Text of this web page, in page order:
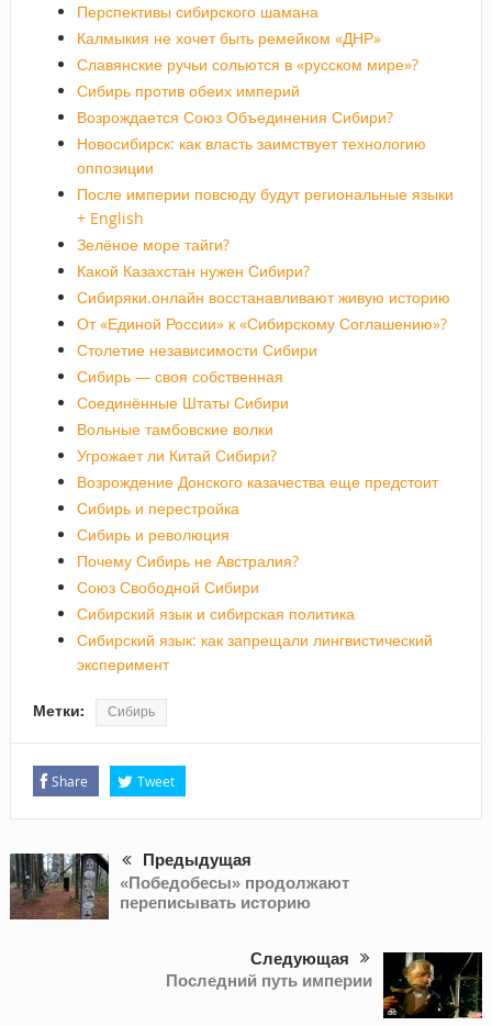
Перспективы сибирского шамана
Калмыкия не хочет быть ремейком «ДНР»
Славянские ручьи сольются в «русском мире»?
Сибирь против обеих империй
Возрождается Союз Объединения Сибири?
Новосибирск: как власть заимствует технологию
оппозиции
После империи повсюду будут региональные языки
+ English
Зелёное море тайги?
Какой Казахстан нужен Сибири?
Сибиряки.онлайн восстанавливают живую историю
От «Единой России» к «Сибирскому Соглашению»?
Столетие независимости Сибири
Сибирь — своя собственная
Соединённые Штаты Сибири
Вольные тамбовские волки
Угрожает ли Китай Сибири?
Возрождение Донского казачества еще предстоит
Сибирь и перестройка
Сибирь и революция
Почему Сибирь не Австралия?
Союз Свободной Сибири
Сибирский язык и сибирская политика
Сибирский язык: как запрещали лингвистический
эксперимент
Метки: Сибирь
Share Tweet
Предыдущая
«Победобесы» продолжают
переписывать историю
Следующая
Последний путь империи